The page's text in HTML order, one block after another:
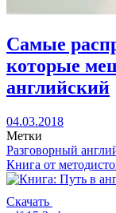
Самые
которые
английский
04.03.2018
Метки
Разговорный
Книга от
Скачать